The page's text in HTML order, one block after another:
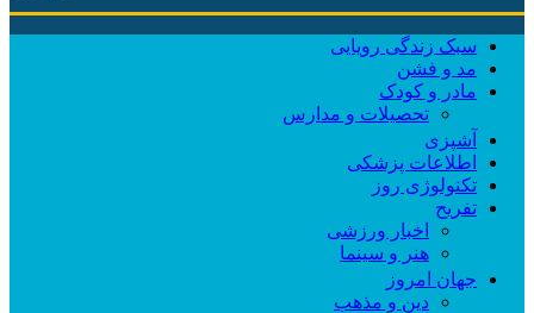
سبک زندگی رویایی
مد و فشن
مادر و کودک
تحصیلات و مدارس
آشپزی
اطلاعات پزشکی
تکنولوژی روز
تفریح
اخبار ورزشی
هنر و سینما
جهان امروز
دین و مذهب